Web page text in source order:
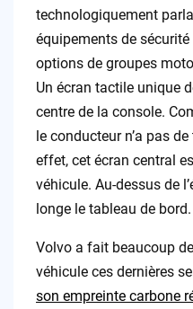
technologiquement
équipements de
options de groupes
Un écran tactile unique
centre de la console.
le conducteur n’a pas
effet, cet écran central
véhicule. Au-dessus de
longe le tableau de bord.
Volvo a fait beaucoup
véhicule ces dernières
son empreinte carbone